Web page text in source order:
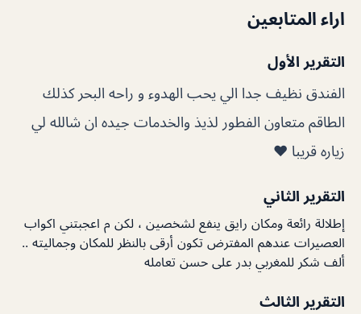
اراء المتابعين
التقرير الأول
الفندق نظيف جدا الي يحب الهدوء و راحه البحر كذلك
الطاقم متعاون الفطور لذيذ والخدمات جيده ان شالله لي
زياره قريبا ❤️
التقرير الثاني
إطلالة رائعة ومكان رايق ينفع لشخصين ، لكن م اعجبتني اكواب
العصيرات عندهم المفترض تكون أرقى بالنظر للمكان وجماليته ..
ألف شكر للمغربي بدر على حسن تعامله
التقرير الثالث